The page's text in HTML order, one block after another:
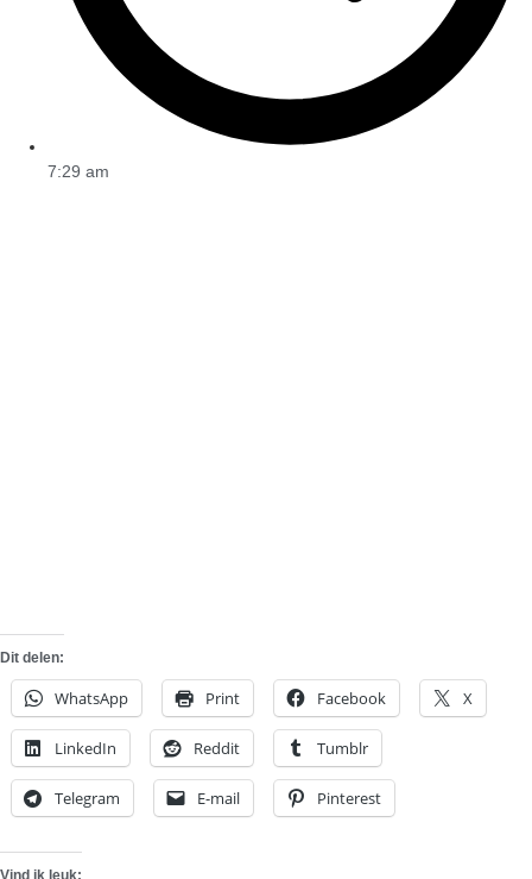
7:29 am
Dit delen:
WhatsApp Print Facebook X
LinkedIn Reddit Tumblr
Telegram E-mail Pinterest
Vind ik leuk: